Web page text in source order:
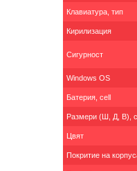
Клавиатура, тип
Кирилизация
Сигурност
Windows OS
Батерия, cell
Размери (Ш, Д, В),
Цвят
Покритие на